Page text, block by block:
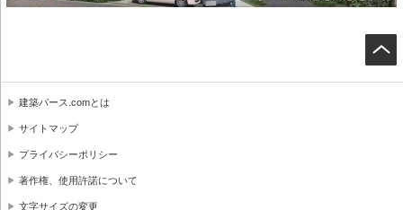
建築パース.comとは
サイトマップ
プライバシーポリシー
著作権、使用許諾について
文字サイズの変更